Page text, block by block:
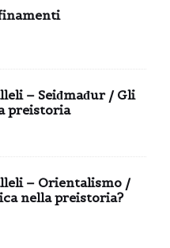
– Seiđmađur / Gli
preistoria
– Orientalismo /
nella preistoria?